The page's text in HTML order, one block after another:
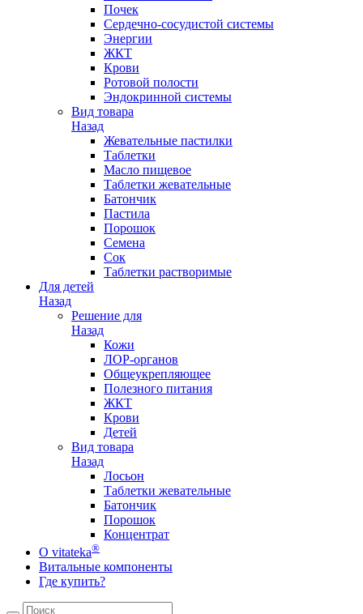
Почек
Сердечно-сосудистой системы
Энергии
ЖКТ
Крови
Ротовой полости
Эндокринной системы
Вид товара
Назад
Жевательные пастилки
Таблетки
Масло пищевое
Таблетки жевательные
Батончик
Пастила
Порошок
Семена
Сок
Таблетки растворимые
Для детей
Назад
Решение для
Назад
Кожи
ЛОР-органов
Общеукрепляющее
Полезного питания
ЖКТ
Крови
Детей
Вид товара
Назад
Лосьон
Таблетки жевательные
Батончик
Порошок
Концентрат
О vitateka®
Витальные компоненты
Где купить?